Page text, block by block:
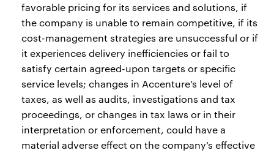
favorable pricing for its services and solutions, if
the company is unable to remain competitive, if its
cost-management strategies are unsuccessful or if
it experiences delivery inefficiencies or fail to
satisfy certain agreed-upon targets or specific
service levels; changes in Accenture’s level of
taxes, as well as audits, investigations and tax
proceedings, or changes in tax laws or in their
interpretation or enforcement, could have a
material adverse effect on the company’s effective